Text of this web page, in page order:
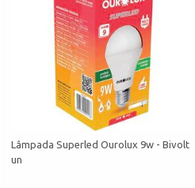
Lâmpada Superled Ourolux 9w - Bivolt
un